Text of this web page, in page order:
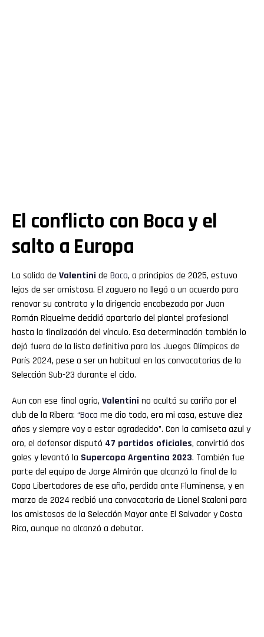
El conflicto con Boca y el
salto a Europa
La salida de Valentini de Boca, a principios de 2025, estuvo
lejos de ser amistosa. El zaguero no llegó a un acuerdo para
renovar su contrato y la dirigencia encabezada por Juan
Román Riquelme decidió apartarlo del plantel profesional
hasta la finalización del vínculo. Esa determinación también lo
dejó fuera de la lista definitiva para los Juegos Olímpicos de
París 2024, pese a ser un habitual en las convocatorias de la
Selección Sub-23 durante el ciclo.
Aun con ese final agrio, Valentini no ocultó su cariño por el
club de la Ribera: “Boca me dio todo, era mi casa, estuve diez
años y siempre voy a estar agradecido”. Con la camiseta azul y
oro, el defensor disputó 47 partidos oficiales, convirtió dos
goles y levantó la Supercopa Argentina 2023. También fue
parte del equipo de Jorge Almirón que alcanzó la final de la
Copa Libertadores de ese año, perdida ante Fluminense, y en
marzo de 2024 recibió una convocatoria de Lionel Scaloni para
los amistosos de la Selección Mayor ante El Salvador y Costa
Rica, aunque no alcanzó a debutar.